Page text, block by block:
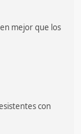
mejor que los
con